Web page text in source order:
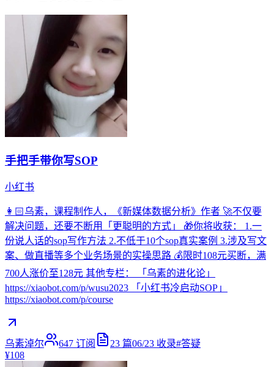
手把手带你写SOP
小红书
👩🏻乌素，课程制作人，《新媒体数据分析》作者 🚀不仅要
解决问题，还要不断用「更聪明的方式」 🎁你将收获： 1.一
份说人话的sop写作方法 2.不低于10个sop真实案例 3.涉及写文
案、做直播等多个业务场景的实操思路 💰限时108元买断，满
700人涨价至128元 其他专栏： 「乌素的进化论」
https://xiaobot.com/p/wusu2023 「小红书冷启动SOP」
https://xiaobot.com/p/course
乌素淖尔 647 订阅 23 篇06/23 收录#答疑
¥108